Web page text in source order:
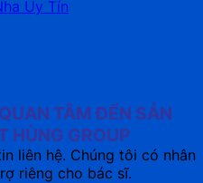
Uy Tín
TÂM ĐẾN SẢN
HÙNG GROUP
liên hệ. Chúng tôi có nhân
riêng cho bác sĩ.